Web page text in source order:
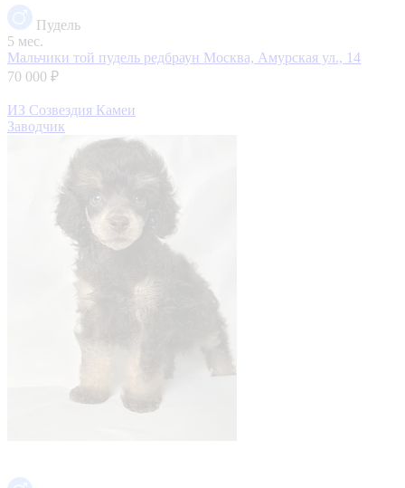
Пудель
5 мес.
Мальчики той пудель редбраун Москва, Амурская ул., 14
70 000 ₽
ИЗ Созвездия Камеи
Заводчик